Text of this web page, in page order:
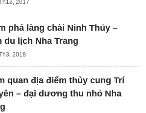
2017
phá làng chài Ninh Thủy –
du lịch Nha Trang
2018
quan địa điểm thủy cung Trí
– đại dương thu nhỏ Nha